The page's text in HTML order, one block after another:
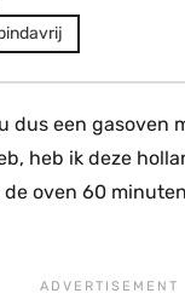
dus een gasoven
heb ik deze
oven 60